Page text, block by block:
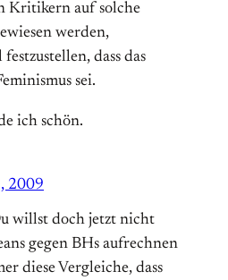
Kritikern auf solche
werden,
dass das
sei.
ich schön.
2009
willst doch jetzt nicht
gegen BHs aufrechnen
diese Vergleiche, dass